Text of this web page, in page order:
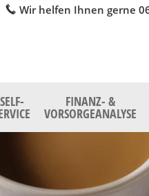
Wir helfen Ihnen gerne
SELF- FINANZ- &
VORSORGEANALYSE